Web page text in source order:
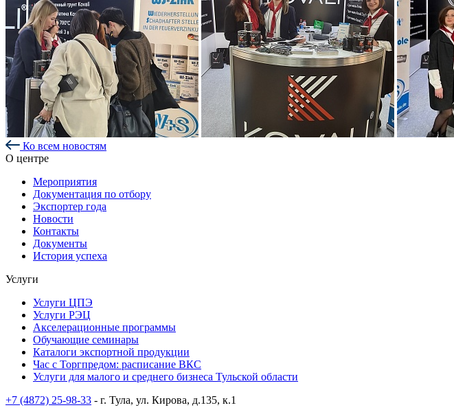
Ко всем новостям
О центре
Мероприятия
Документация по отбору
Экспортер года
Новости
Контакты
Документы
История успеха
Услуги
Услуги ЦПЭ
Услуги РЭЦ
Акселерационные программы
Обучающие семинары
Каталоги экспортной продукции
Час с Торгпредом: расписание ВКС
Услуги для малого и среднего бизнеса Тульской области
+7 (4872) 25-98-33 - г. Тула, ул. Кирова, д.135, к.1